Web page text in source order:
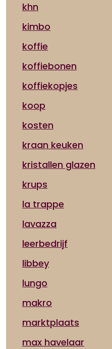
khn
kimbo
koffie
koffiebonen
koffiekopjes
koop
kosten
kraan keuken
kristallen glazen
krups
la trappe
lavazza
leerbedrijf
libbey
lungo
makro
marktplaats
max havelaar